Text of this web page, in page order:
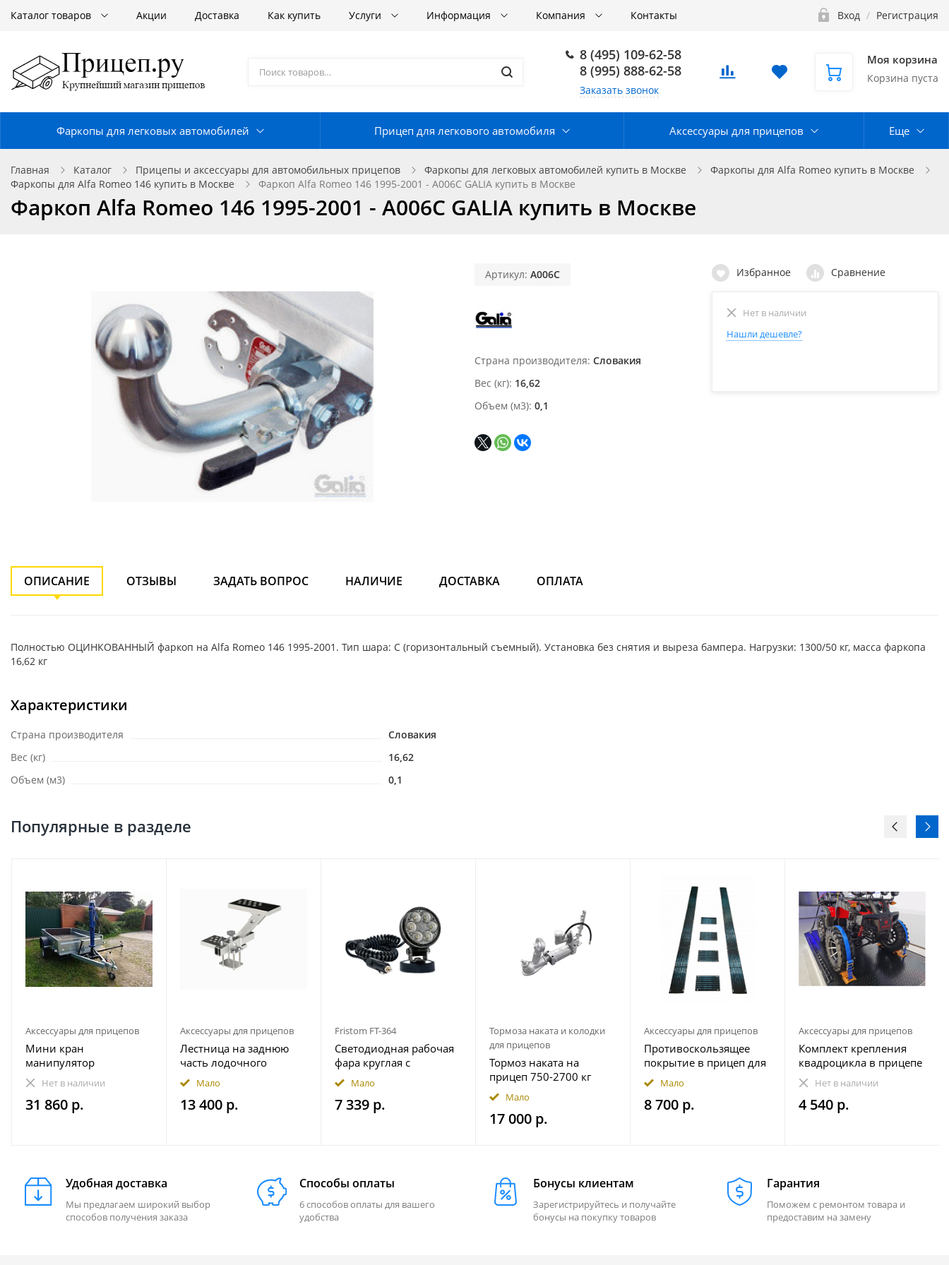
Каталог товаров Акции Доставка Как купить Услуги Информация Компания Контакты Вход / Регистрация
8 (495) 109-62-58
8 (995) 888-62-58
Заказать звонок
Моя корзина
Корзина пуста
Фаркопы для легковых автомобилей Прицеп для легкового автомобиля Аксессуары для прицепов Еще
Главная Каталог Прицепы и аксессуары для автомобильных прицепов Фаркопы для легковых автомобилей купить в Москве
Фаркопы для Alfa Romeo купить в Москве
Фаркопы для Alfa Romeo 146 купить в Москве
Фаркоп Alfa Romeo 146 1995-2001 - A006C GALIA купить в Москве
Фаркоп Alfa Romeo 146 1995-2001 - A006C GALIA купить в Москве
Артикул: A006C
Страна производителя Словакия
Вес (кг) 16,62
Объем (м3) 0,1
Избранное Сравнение
Нет в наличии
Нашли дешевле?
ОПИСАНИЕ ОТЗЫВЫ ЗАДАТЬ ВОПРОС НАЛИЧИЕ ДОСТАВКА ОПЛАТА
Полностью ОЦИНКОВАННЫЙ фаркоп на Alfa Romeo 146 1995-2001. Тип шара: C (горизонтальный съемный). Установка без снятия и выреза бампера. Нагрузки: 1300/50 кг, масса фаркопа
16,62 кг
Характеристики
Страна производителя
Словакия
Вес (кг)
16,62
Объем (м3)
0,1
Популярные в разделе
Аксессуары для прицепов
Мини кран
манипулятор
гидравлический прицеп
1000 кг пикап
Нет в наличии
31 860 р.
Аксессуары для прицепов
Лестница на заднюю
часть лодочного
прицепа
490.230.000.000-01
Практик (правая - по
Мало
13 400 р.
Fristom FT-364
Светодиодная рабочая
фара круглая с
широким световым
потоком мощность
2500 лм на магнитном
Мало
7 339 р.
Тормоза наката и колодки
для прицепов
Тормоз наката на
прицеп 750-2700 кг
гидравлический
Мало
17 000 р.
Аксессуары для прицепов
Противоскользящее
покрытие в прицеп для
снегохода ПРЕМИУМ
комплект 20 элементов
Мало
8 700 р.
Аксессуары для прицепов
Комплект крепления
квадроцикла в прицепе
(на 1 колесо)
Нет в наличии
4 540 р.
Удобная доставка
Мы предлагаем широкий выбор
способов получения заказа
Способы оплаты
6 способов оплаты для вашего
удобства
Бонусы клиентам
Зарегистрируйтесь и получайте
бонусы на покупку товаров
Гарантия
Поможем с ремонтом товара и
предоставим на замену